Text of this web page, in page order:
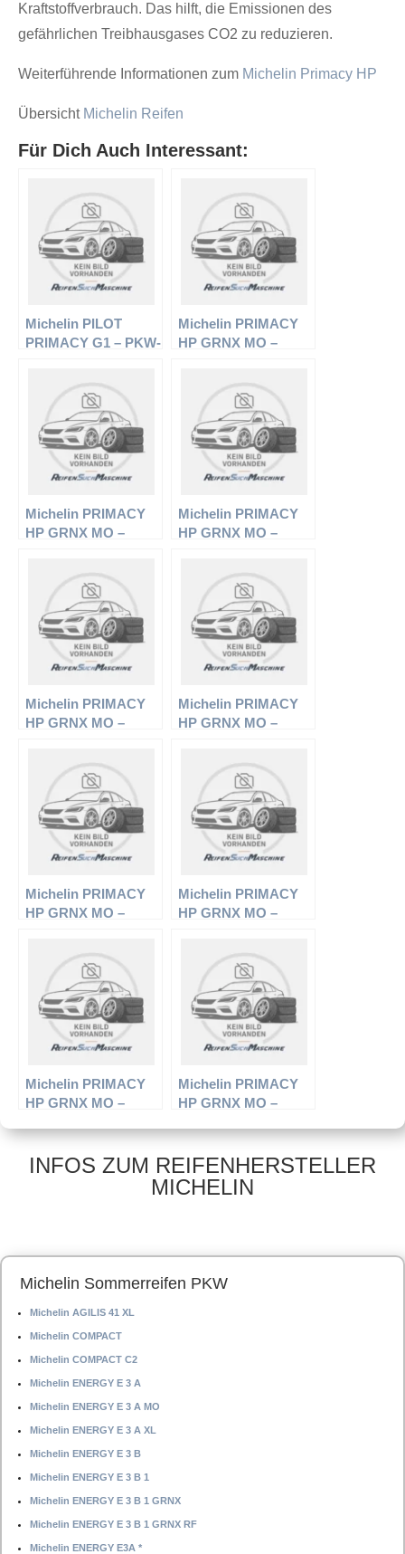
Kraftstoffverbrauch. Das hilft, die Emissionen des
gefährlichen Treibhausgases CO2 zu reduzieren.
Weiterführende Informationen zum Michelin Primacy HP
Übersicht Michelin Reifen
Für Dich Auch Interessant:
Michelin PILOT
PRIMACY G1 – PKW-
Michelin PRIMACY
HP GRNX MO –
Sommerreifen
Michelin PRIMACY
HP GRNX MO –
Sommerreifen
Michelin PRIMACY
HP GRNX MO –
Sommerreifen
Michelin PRIMACY
HP GRNX MO –
Sommerreifen
Michelin PRIMACY
HP GRNX MO –
Sommerreifen
Michelin PRIMACY
HP GRNX MO –
Sommerreifen
Michelin PRIMACY
HP GRNX MO –
Sommerreifen
Michelin PRIMACY
HP GRNX MO –
R16 91W –
Sommerreifen
Michelin PRIMACY
HP GRNX MO –
R16 98W –
Sommerreifen
INFOS ZUM REIFENHERSTELLER
MICHELIN
Michelin Sommerreifen PKW
Michelin AGILIS 41 XL
Michelin COMPACT
Michelin COMPACT C2
Michelin ENERGY E 3 A
Michelin ENERGY E 3 A MO
Michelin ENERGY E 3 A XL
Michelin ENERGY E 3 B
Michelin ENERGY E 3 B 1
Michelin ENERGY E 3 B 1 GRNX
Michelin ENERGY E 3 B 1 GRNX RF
Michelin ENERGY E3A *